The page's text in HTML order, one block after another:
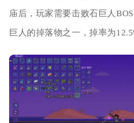
庙后，玩家需要击败石巨人
巨人的掉落物之一，掉率为